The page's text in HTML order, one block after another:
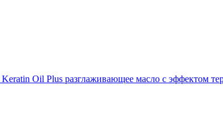
Oil Plus разглаживающее масло с эффектом